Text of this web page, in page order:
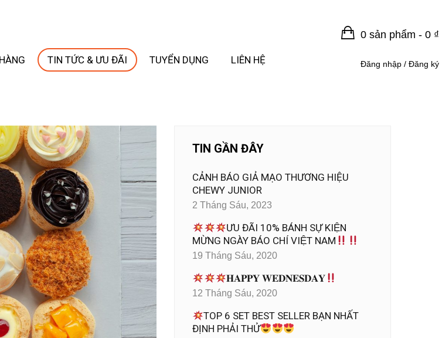
0 sản phẩm - 0 ₫
TIN TỨC & ƯU ĐÃI TUYỂN DỤNG LIÊN HỆ Đăng nhập / Đăng ký
TIN GẦN ĐÂY
CẢNH BÁO GIẢ MẠO THƯƠNG HIỆU
CHEWY JUNIOR
2 Tháng Sáu, 2023
ƯU ĐÃI 10% BÁNH SỰ KIỆN
MỪNG NGÀY BÁO CHÍ VIỆT NAM
19 Tháng Sáu, 2020
𝐇𝐀𝐏𝐏𝐘 𝐖𝐄𝐃𝐍𝐄𝐒𝐃𝐀𝐘
12 Tháng Sáu, 2020
TOP 6 SET BEST SELLER BẠN NHẤT
ĐỊNH PHẢI THỬ